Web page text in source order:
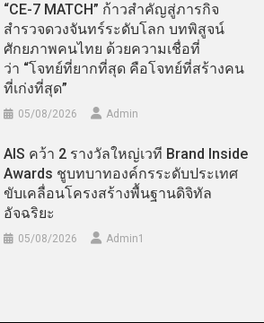
“CE-7 MATCH” ก้าวสำคัญสู่ภารกิจ
สำรวจดวงจันทร์ระดับโลก บทพิสูจน์
ศักยภาพคนไทย ด้วยความเชื่อที่
ว่า “โจทย์ที่ยากที่สุด คือโจทย์ที่สร้างคน
ที่เก่งที่สุด”
05/08/2026 Admin
AIS คว้า 2 รางวัลใหญ่เวที Brand Inside
Awards ชูบทบาทองค์กรระดับประเทศ
ขับเคลื่อนโครงสร้างพื้นฐานดิจิทัล
อัจฉริยะ
05/08/2026 Admin​1